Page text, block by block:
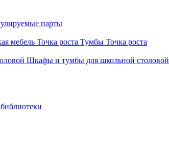
парты
мебель Точка роста Тумбы Точка роста
Шкафы и тумбы для школьной столовой